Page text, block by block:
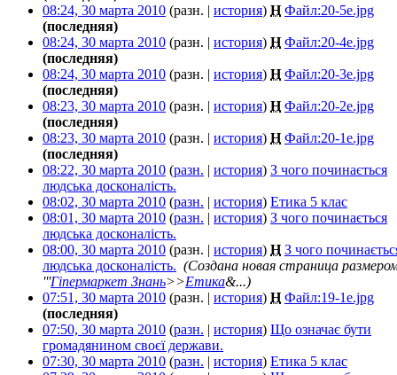
08:24, 30 марта 2010 (разн. | история) Н Файл:20-5e.jpg
(последняя)
08:24, 30 марта 2010 (разн. | история) Н Файл:20-4e.jpg
(последняя)
08:24, 30 марта 2010 (разн. | история) Н Файл:20-3e.jpg
(последняя)
08:23, 30 марта 2010 (разн. | история) Н Файл:20-2e.jpg
(последняя)
08:23, 30 марта 2010 (разн. | история) Н Файл:20-1e.jpg
(последняя)
08:22, 30 марта 2010 (разн. | история) З чого починається
людська досконалість.
08:02, 30 марта 2010 (разн. | история) Етика 5 клас
08:01, 30 марта 2010 (разн. | история) З чого починається
людська досконалість.
08:00, 30 марта 2010 (разн. | история) Н З чого
людська досконалість. (Создана новая страница
'''Гіпермаркет Знань>>Етика&...)
07:51, 30 марта 2010 (разн. | история) Н Файл:19-1e.jpg
(последняя)
07:50, 30 марта 2010 (разн. | история) Що означає бути
громадянином своєї держави.
07:30, 30 марта 2010 (разн. | история) Етика 5 клас